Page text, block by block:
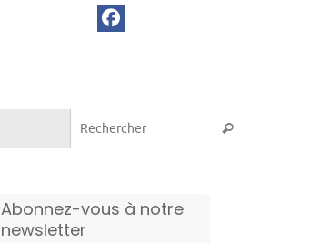
Rechercher
Abonnez-vous à notre
newsletter